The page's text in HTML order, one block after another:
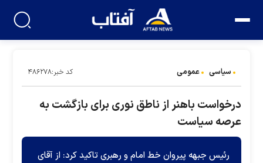
سیاسی عمومی کد خبر:۴۸۶۲۷۸
درخواست باهنر از ناطق نوری برای بازگشت به
عرصه سیاست
رئیس جبهه پیروان خط امام و رهبری تاکید کرد: از آقای